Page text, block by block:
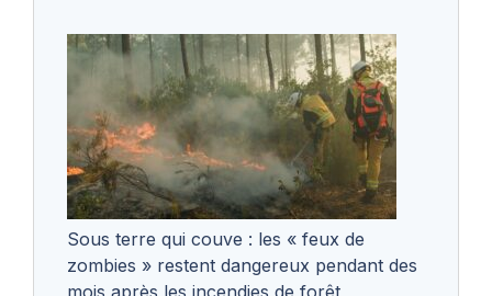
Sous terre qui couve : les « feux de
zombies » restent dangereux pendant des
mois après les incendies de forêt